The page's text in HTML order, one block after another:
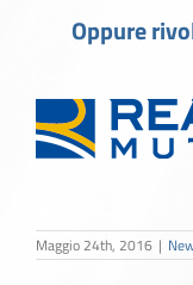
Oppure
Maggio 24th, 2016 |